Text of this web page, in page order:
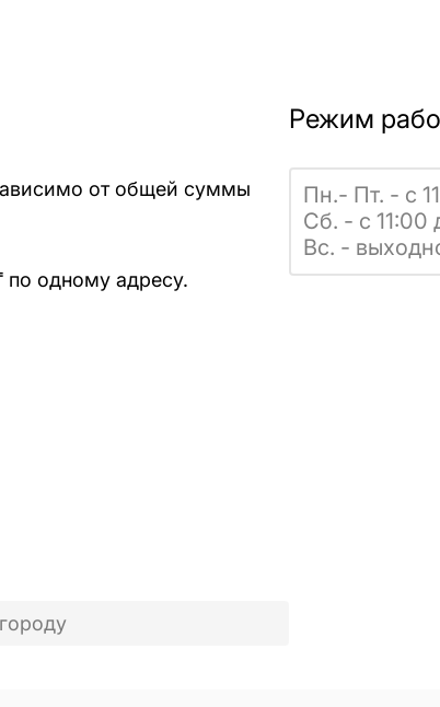
от общей суммы
по одному адресу.
Режим
Пн.- Пт. - с
Сб. - с 11:00
Вс. -